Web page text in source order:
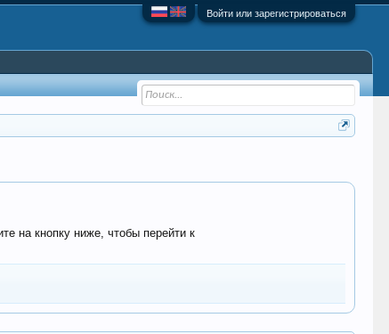
Войти или зарегистрироваться
на кнопку ниже, чтобы перейти к